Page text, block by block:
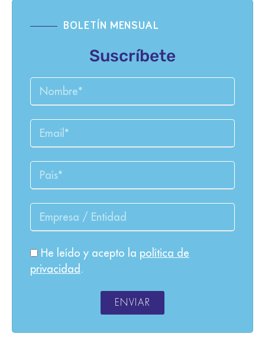
BOLETÍN MENSUAL
Suscríbete
He leído y acepto la política de
privacidad .
ENVIAR